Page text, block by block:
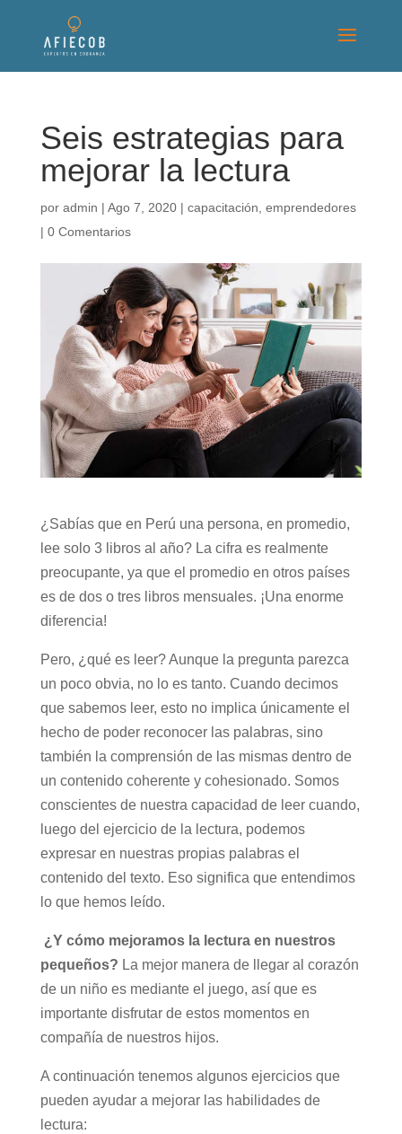
Seis estrategias para
mejorar la lectura
por admin | Ago 7, 2020| capacitación emprendedores
| 0 Comentarios
¿Sabías que en Perú una persona, en promedio,
lee solo 3 libros al año? La cifra es realmente
preocupante, ya que el promedio en otros países
es de dos o tres libros mensuales. ¡Una enorme
diferencia!
Pero, ¿qué es leer? Aunque la pregunta parezca
un poco obvia, no lo es tanto. Cuando decimos
que sabemos leer, esto no implica únicamente el
hecho de poder reconocer las palabras, sino
también la comprensión de las mismas dentro de
un contenido coherente y cohesionado. Somos
conscientes de nuestra capacidad de leer cuando,
luego del ejercicio de la lectura, podemos
expresar en nuestras propias palabras el
contenido del texto. Eso significa que entendimos
lo que hemos leído.
¿Y cómo mejoramos la lectura en nuestros
pequeños? La mejor manera de llegar al corazón
de un niño es mediante el juego, así que es
importante disfrutar de estos momentos en
compañía de nuestros hijos.
A continuación tenemos algunos ejercicios que
pueden ayudar a mejorar las habilidades de
lectura: